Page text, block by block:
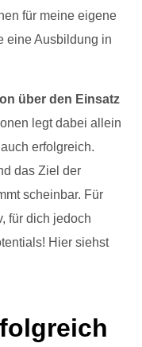
für meine eigene
eine Ausbildung in
über den Einsatz
legt dabei allein
erfolgreich.
das Ziel der
scheinbar. Für
für dich jedoch
Hier siehst